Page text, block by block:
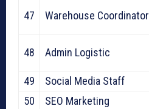
47 Warehouse Coordinator
48 Admin Logistic
49
Social Media Staff
50
SEO Marketing